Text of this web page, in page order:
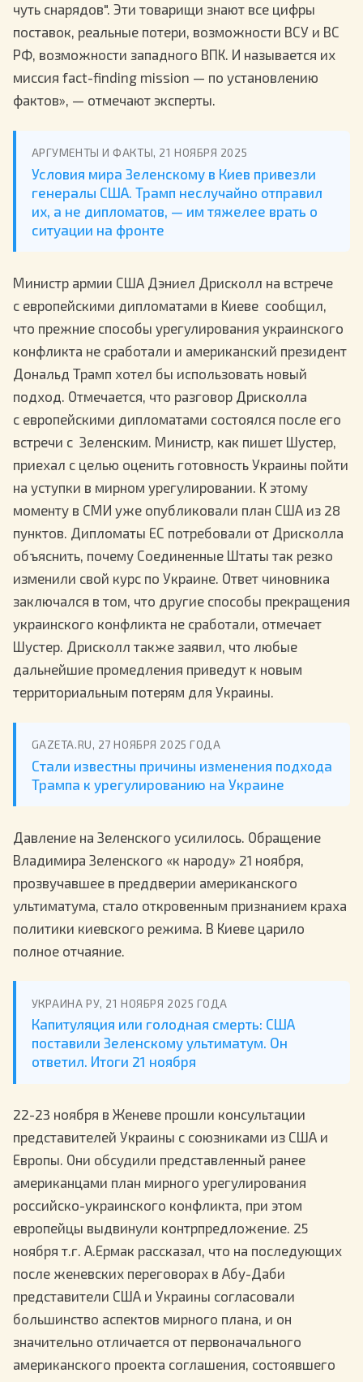
чуть снарядов". Эти товарищи знают все цифры
поставок, реальные потери, возможности ВСУ и ВС
РФ, возможности западного ВПК. И называется их
миссия fact-finding mission — по установлению
фактов», — отмечают эксперты.
АРГУМЕНТЫ И ФАКТЫ, 21 НОЯБРЯ 2025
Условия мира Зеленскому в Киев привезли
генералы США. Трамп неслучайно отправил
их, а не дипломатов, — им тяжелее врать о
ситуации на фронте
Министр армии США Дэниел Дрисколл на встрече
с европейскими дипломатами в Киеве сообщил,
что прежние способы урегулирования украинского
конфликта не сработали и американский президент
Дональд Трамп хотел бы использовать новый
подход. Отмечается, что разговор Дрисколла
с европейскими дипломатами состоялся после его
встречи с Зеленским. Министр, как пишет Шустер,
приехал с целью оценить готовность Украины пойти
на уступки в мирном урегулировании. К этому
моменту в СМИ уже опубликовали план США из 28
пунктов. Дипломаты ЕС потребовали от Дрисколла
объяснить, почему Соединенные Штаты так резко
изменили свой курс по Украине. Ответ чиновника
заключался в том, что другие способы прекращения
украинского конфликта не сработали, отмечает
Шустер. Дрисколл также заявил, что любые
дальнейшие промедления приведут к новым
территориальным потерям для Украины.
GAZETA.RU, 27 НОЯБРЯ 2025 ГОДА
Стали известны причины изменения подхода
Трампа к урегулированию на Украине
Давление на Зеленского усилилось. Обращение
Владимира Зеленского «к народу» 21 ноября,
прозвучавшее в преддверии американского
ультиматума, стало откровенным признанием краха
политики киевского режима. В Киеве царило
полное отчаяние.
УКРАИНА РУ, 21 НОЯБРЯ 2025 ГОДА
Капитуляция или голодная смерть: США
поставили Зеленскому ультиматум. Он
ответил. Итоги 21 ноября
22-23 ноября в Женеве прошли консультации
представителей Украины с союзниками из США и
Европы. Они обсудили представленный ранее
американцами план мирного урегулирования
российско-украинского конфликта, при этом
европейцы выдвинули контрпредложение. 25
ноября т.г. А.Ермак рассказал, что на последующих
после женевских переговорах в Абу-Даби
представители США и Украины согласовали
большинство аспектов мирного плана, и он
значительно отличается от первоначального
американского проекта соглашения, состоявшего